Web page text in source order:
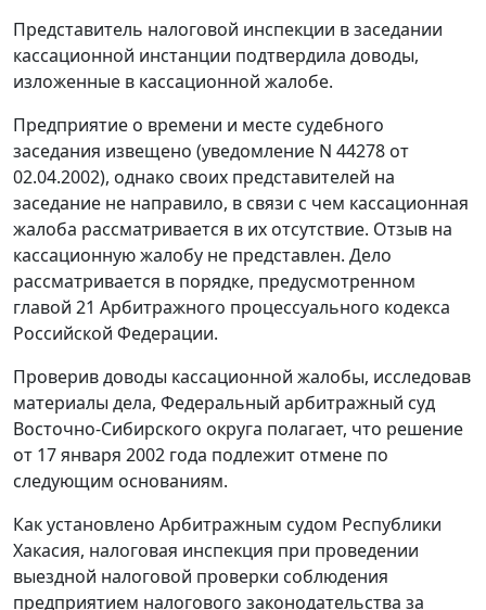
Представитель налоговой инспекции в заседании
кассационной инстанции подтвердила доводы,
изложенные в кассационной жалобе.
Предприятие о времени и месте судебного
заседания извещено (уведомление N 44278 от
02.04.2002), однако своих представителей на
заседание не направило, в связи с чем кассационная
жалоба рассматривается в их отсутствие. Отзыв на
кассационную жалобу не представлен. Дело
рассматривается в порядке, предусмотренном
главой 21 Арбитражного процессуального кодекса
Российской Федерации.
Проверив доводы кассационной жалобы, исследовав
материалы дела, Федеральный арбитражный суд
Восточно-Сибирского округа полагает, что решение
от 17 января 2002 года подлежит отмене по
следующим основаниям.
Как установлено Арбитражным судом Республики
Хакасия, налоговая инспекция при проведении
выездной налоговой проверки соблюдения
предприятием налогового законодательства за